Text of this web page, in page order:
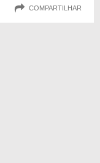
COMPARTILHAR